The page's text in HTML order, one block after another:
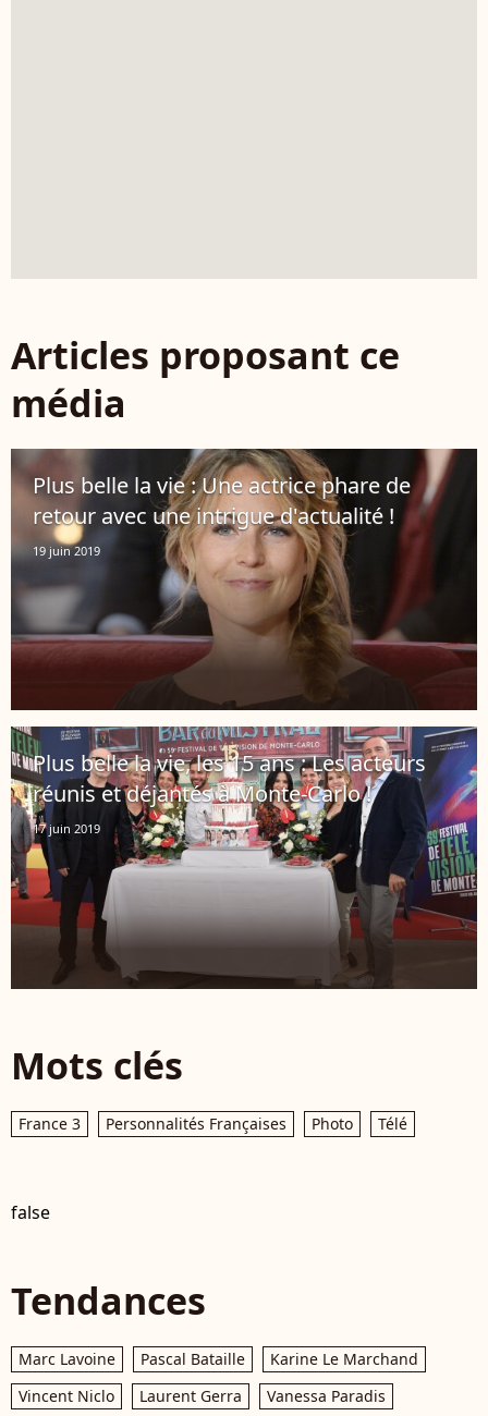
Articles proposant ce
média
Plus belle la vie : Une actrice phare de
retour avec une intrigue d'actualité !
19 juin 2019
Plus belle la vie, les 15 ans : Les acteurs
réunis et déjantés à Monte-Carlo !
17 juin 2019
Mots clés
France 3 Personnalités Françaises Photo Télé
false
Tendances
Marc Lavoine Pascal Bataille
Karine Le Marchand
Vincent Niclo
Laurent Gerra Vanessa Paradis